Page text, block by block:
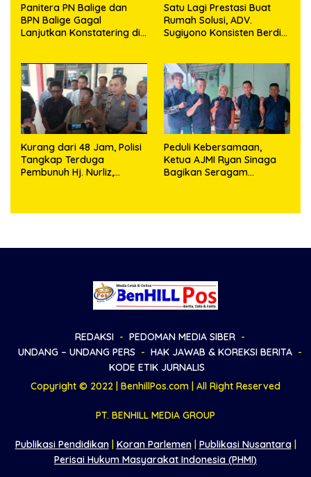
Panitera PN Balige dan
BPN Balige Gagal
Lanjutkan Konstatering di
Satu Lagi Prestasi Buat
Rumah Solusi, ADV.
Sugiyono Konsisten Berdiri
Kurang dari 48 Jam, Polisi
Tangkap Terduga
Pembunuh Hj. Nurliz,
Peduli Kebersamaan,
Ketua AJMI Ryan Sinaga
Bagikan Seragam
REDAKSI
PEDOMAN MEDIA SIBER
UNDANG – UNDANG PERS
HAK JAWAB & KOREKSI BERITA
KODE ETIK JURNALIS
Copyright © 2022 | BenhillPos.com | All Right Reserved
PT. BENHILL MEDIA GROUP
Publikasi Pendidikan| Koran Parlemen| Publikasi Nusantara|
Perisai Hukum Masyarakat Indonesia (PHMI)